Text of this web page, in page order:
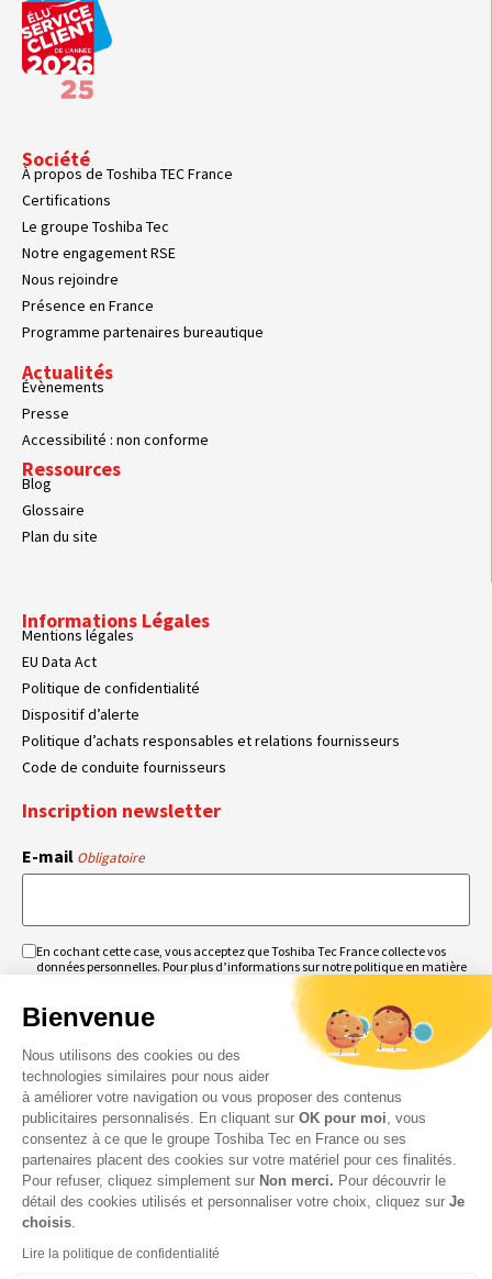
Société
À propos de Toshiba TEC France
Certifications
Le groupe Toshiba Tec
Notre engagement RSE
Nous rejoindre
Présence en France
Programme partenaires bureautique
Actualités
Évènements
Presse
Accessibilité : non conforme
Ressources
Blog
Glossaire
Plan du site
Informations Légales
Mentions légales
EU Data Act
Politique de confidentialité
Dispositif d’alerte
Politique d’achats responsables et relations fournisseurs
Code de conduite fournisseurs
Inscription newsletter
E-mail Obligatoire
RGPD
En cochant cette case, vous acceptez que Toshiba Tec France collecte vos
données personnelles. Pour plus d’informations sur notre politique en matière
Obligatoire
© 2026 Toshiba Tec France Imaging Systems – Tous droits
Bienvenue
Nous utilisons des cookies ou des
technologies similaires pour nous aider
à améliorer votre navigation ou vous proposer des contenus
publicitaires personnalisés. En cliquant sur OK pour moi , vous
consentez à ce que le groupe Toshiba Tec en France ou ses
partenaires placent des cookies sur votre matériel pour ces finalités.
Pour refuser, cliquez simplement sur Non merci. Pour découvrir le
détail des cookies utilisés et personnaliser votre choix, cliquez sur Je
choisis
Lire la politique de confidentialité